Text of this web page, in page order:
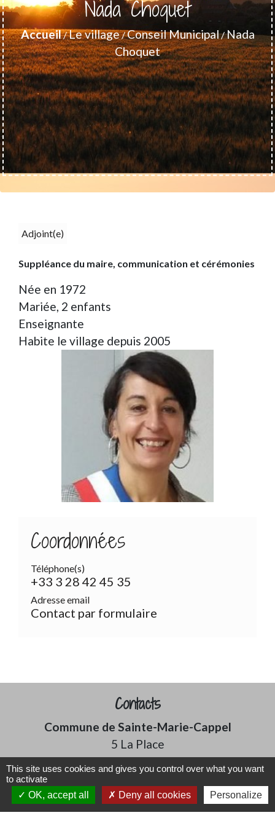
Nada Choquet
Accueil/Le village/Conseil Municipal/Nada
Choquet
Adjoint(e)
Suppléance du maire, communication et cérémonies
Née en 1972
Mariée, 2 enfants
Enseignante
Habite le village depuis 2005
Coordonnées
Téléphone(s)
+33 3 28 42 45 35
Adresse email
Contact par formulaire
Contacts
Commune de Sainte-Marie-Cappel
5 La Place
59670 Sainte-Marie-Cappel - FRANCE
+33 3 28 42 45 35
Contact par formulaire
This site uses cookies and gives you control over what you want
to activate
OK, accept all
Deny all cookies Personalize